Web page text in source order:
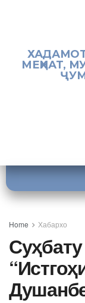
МЕҲНАТ,
Home Хабархо